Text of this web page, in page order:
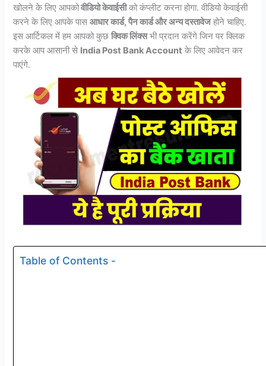
खोलने के लिए आपकोवीडियो केवाईसीको कंप्लीट करना होगा. वीडियो केवाईसी
करने के लिए आपके पासआधार कार्ड, पैन कार्ड और अन्य दस्तावेजहोने चाहिए.
इस आर्टिकल में हम आपको कुछक्विक लिंक्सभी प्रदान करेंगे जिन पर क्लिक
करके आप आसानी से India Post Bank Account के लिए आवेदन कर
पाएंगे.
Table of Contents -